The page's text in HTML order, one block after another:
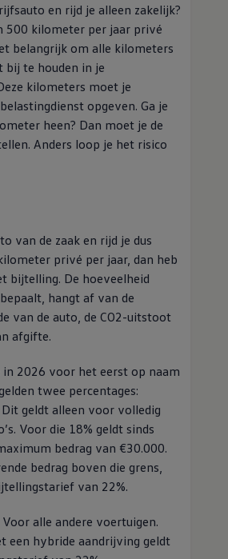
en rijd je alleen zakelijk?
500 kilometer per jaar privé
belangrijk om alle kilometers
bij te houden in je
kilometers moet je
opgeven. Ga je
heen? Dan moet je de
Anders loop je het risico
van de zaak en rijd je dus
privé per jaar, dan heb
bijtelling. De hoeveelheid
hangt af van de
van de auto, de CO2-uitstoot
afgifte.
in 2026 voor het eerst op naam
twee percentages:
Dit geldt alleen voor volledig
Voor die 18% geldt sinds
bedrag van €30.000.
bedrag boven die grens,
van 22%.
Voor alle andere voertuigen.
een hybride aandrijving geldt